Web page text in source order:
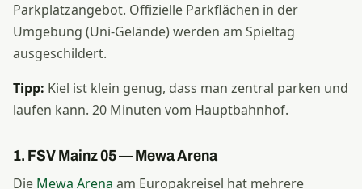
Parkplatzangebot. Offizielle Parkflächen in der
Umgebung (Uni-Gelände) werden am Spieltag
ausgeschildert.
Tipp: Kiel ist klein genug, dass man zentral parken und
laufen kann. 20 Minuten vom Hauptbahnhof.
1. FSV Mainz 05 — Mewa Arena
Die Mewa Arena am Europakreisel hat mehrere